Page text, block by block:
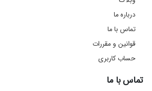
درباره ما
تماس با ما
قوانین و مقررات
حساب کاربری
تماس با ما